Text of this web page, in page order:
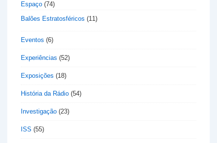
Espaço (74)
Balões Estratosféricos (11)
Eventos (6)
Experiências (52)
Exposições (18)
História da Rádio (54)
Investigação (23)
ISS (55)